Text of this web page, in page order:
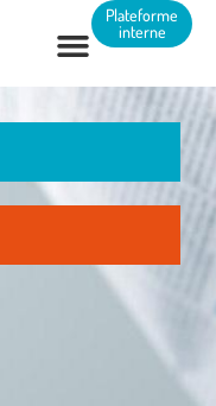
Plateforme
interne